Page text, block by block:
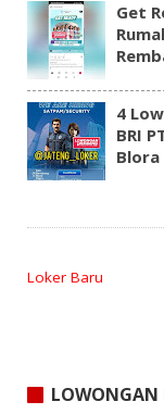
Get
4
BRI
Blora
Loker Baru
LOWONGAN